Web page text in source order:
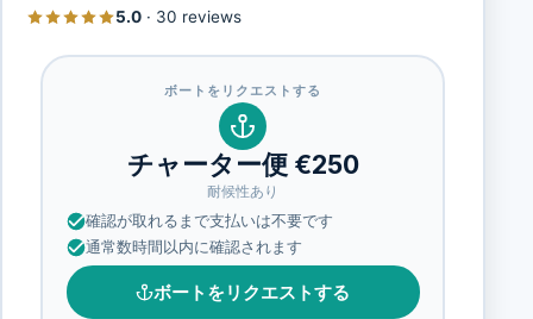
5.0· 30 reviews
ボートをリクエストする
チャーター便 €250
耐候性あり
確認が取れるまで支払いは不要です
通常数時間以内に確認されます
ボートをリクエストする